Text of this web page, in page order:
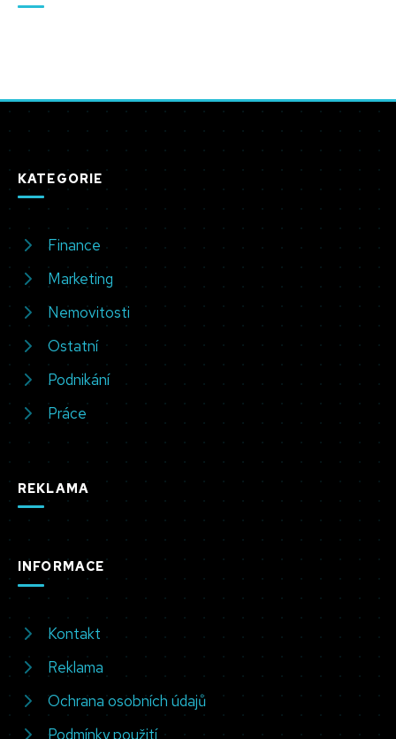
KATEGORIE
Finance
Marketing
Nemovitosti
Ostatní
Podnikání
Práce
REKLAMA
INFORMACE
Kontakt
Reklama
Ochrana osobních údajů
Podmínky použití